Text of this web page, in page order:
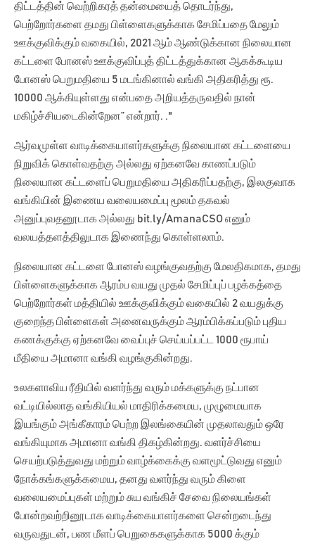
திட்டத்தின் வெற்றிகரத் தன்மையைத் தொடர்ந்து,
பெற்றோர்களை தமது பிள்ளைகளுக்காக சேமிப்பதை மேலும்
ஊக்குவிக்கும் வகையில், 2021 ஆம் ஆண்டுக்கான நிலையான
கட்டளை போனஸ் ஊக்குவிப்புத் திட்டத்துக்கான ஆகக்கூடிய
போனஸ் பெறுமதியை 5 மடங்கினால் வங்கி அதிகரித்து ரூ.
10000 ஆக்கியுள்ளது என்பதை அறியத்தருவதில் நான்
மகிழ்ச்சியடைகின்றேன” என்றார். ."
ஆர்வமுள்ள வாடிக்கையாளர்களுக்கு நிலையான கட்டளையை
நிறுவிக் கொள்வதற்கு அல்லது ஏற்கனவே காணப்படும்
நிலையான கட்டளைப் பெறுமதியை அதிகரிப்பதற்கு, இலகுவாக
வங்கியின் இணைய வலையமைப்பு மூலம் தகவல்
அனுப்புவதனூடாக அல்லது bit.ly/AmanaCSOஎனும்
வலயத்தளத்திலுடாக இணைந்து கொள்ளலாம்.
நிலையான கட்டளை போனஸ் வழங்குவதற்கு மேலதிகமாக, தமது
பிள்ளைகளுக்காக ஆரம்ப வயது முதல் சேமிப்புப் பழக்கத்தை
பெற்றோர்கள் மத்தியில் ஊக்குவிக்கும் வகையில் 2 வயதுக்கு
குறைந்த பிள்ளைகள் அனைவருக்கும் ஆரம்பிக்கப்படும் புதிய
கணக்குக்கு ஏற்கனவே வைப்புச் செய்யப்பட்ட 1000 ரூபாய்
மீதியை அமானா வங்கி வழங்குகின்றது.
உலகளாவிய ரீதியில் வளர்ந்து வரும் மக்களுக்கு நட்பான
வட்டியில்லாத வங்கியியல் மாதிரிக்கமைய, முழுமையாக
இயங்கும் அங்கீகாரம் பெற்ற இலங்கையின் முதலாவதும் ஒரே
வங்கியுமாக அமானா வங்கி திகழ்கின்றது. வளர்ச்சியை
செயற்படுத்துவது மற்றும் வாழ்க்கைக்கு வளமூட்டுவது எனும்
நோக்கங்களுக்கமைய, தனது வளர்ந்து வரும் கிளை
வலையமைப்புகள் மற்றும் சுய வங்கிச் சேவை நிலையங்கள்
போன்றவற்றினூடாக வாடிக்கையாளர்களை சென்றடைந்து
வருவதுடன், பண மீளப் பெறுகைகளுக்காக 5000 க்கும்